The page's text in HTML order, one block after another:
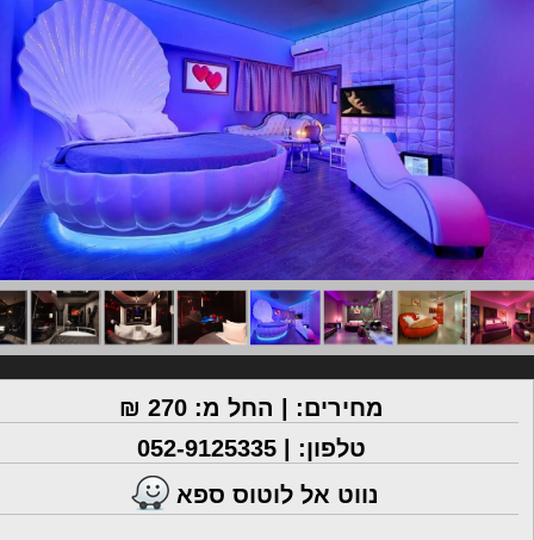
מחירים: | החל מ: 270 ₪
טלפון: | 052-9125335
נווט אל לוטוס ספא